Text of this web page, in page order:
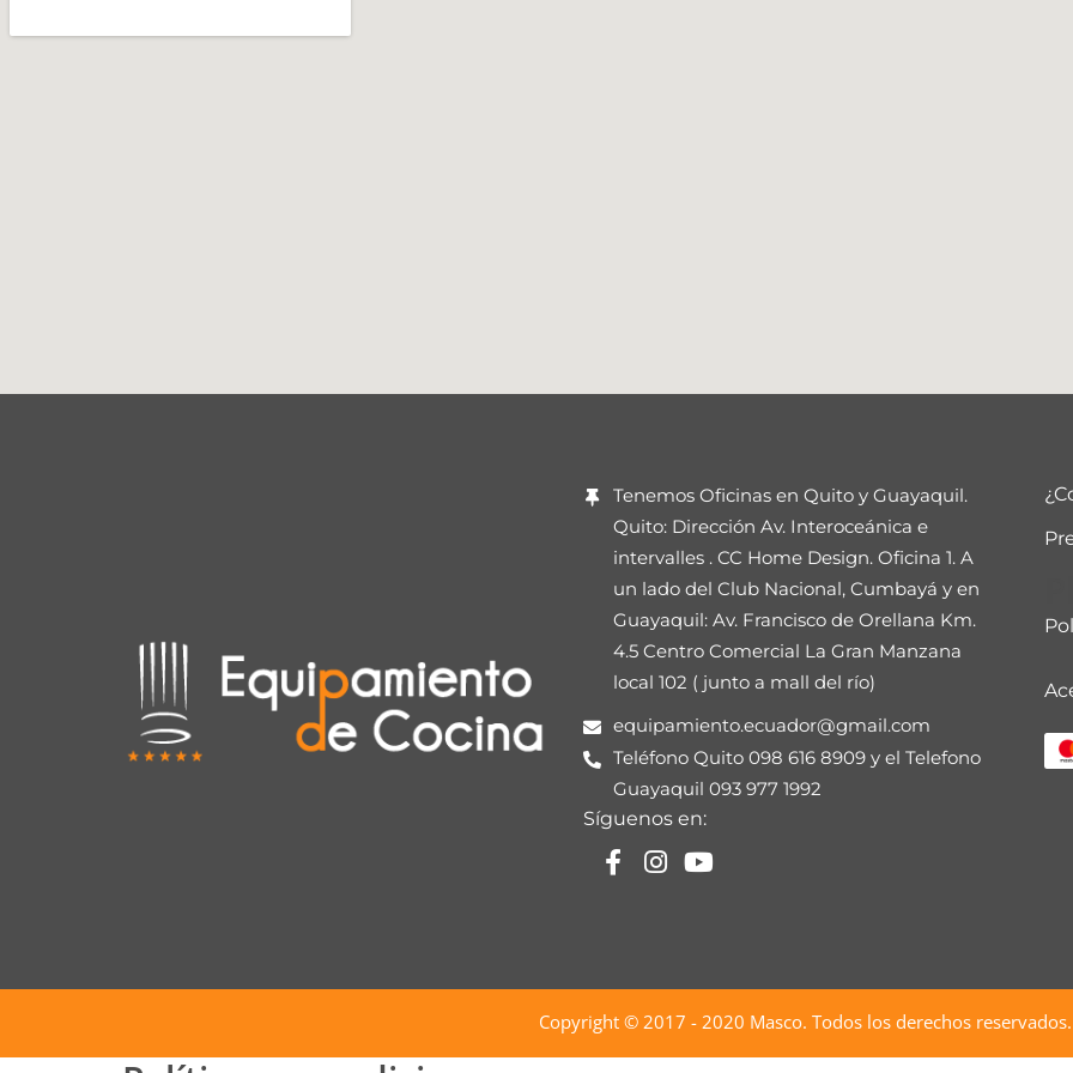
Tenemos Oficinas en Quito y Guayaquil.
Quito: Dirección Av. Interoceánica e
intervalles . CC Home Design. Oficina 1. A
un lado del Club Nacional, Cumbayá y en
Guayaquil: Av. Francisco de Orellana Km.
4.5 Centro Comercial La Gran Manzana
local 102 ( junto a mall del río)
equipamiento.ecuador@gmail.com
Teléfono Quito 098 616 8909 y el Telefono
Guayaquil 093 977 1992
Síguenos en:
Copyright © 2017 - 2020 Masco. Todos los derechos reservados.